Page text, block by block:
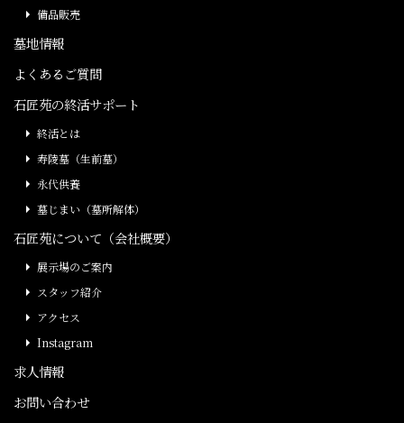
備品販売
墓地情報
よくあるご質問
石匠苑の終活サポート
終活とは
寿陵墓（生前墓）
永代供養
墓じまい（墓所解体）
石匠苑について（会社概要）
展示場のご案内
スタッフ紹介
アクセス
Instagram
求人情報
お問い合わせ